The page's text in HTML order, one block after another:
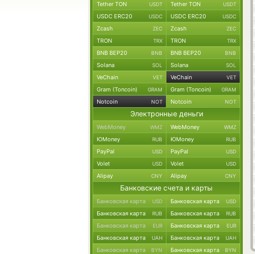
Tether TON USDT Tether TON USDT
USDC ERC20 USDC USDC ERC20 USDC
Zcash ZEC Zcash ZEC
TRON TRX TRON TRX
BNB BEP20 BNB BNB BEP20 BNB
Solana SOL Solana SOL
VeChain VET VeChain VET
Gram (Toncoin) GRAM Gram (Toncoin) GRAM
Notcoin NOT Notcoin NOT
Электронные деньги
WebMoney WMZ WebMoney WMZ
ЮMoney RUB ЮMoney RUB
PayPal USD PayPal USD
Volet USD Volet USD
Alipay CNY Alipay CNY
Банковские счета и карты
Банковская карта USD Банковская карта USD
Банковская карта RUB Банковская карта RUB
Банковская карта EUR Банковская карта EUR
Банковская карта UAH Банковская карта UAH
Банковская карта BYN Банковская карта BYN